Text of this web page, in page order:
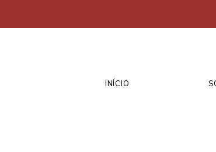
INÍCIO